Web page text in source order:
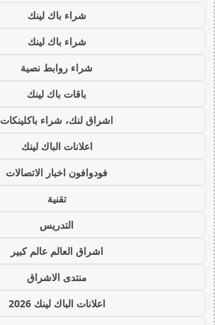
شراء باك لينك
شراء باك لينك
شراء روابط نصية
باقات باك لينك
اشراق لنك، شراء باكلينكات
اعلانات الباك لينك
فودوافون اخبار الاتصالات
تقنية
التدريس
اشراق العالم عالم كبير
منتدى الاشراق
اعلانات الباك لينك 2026